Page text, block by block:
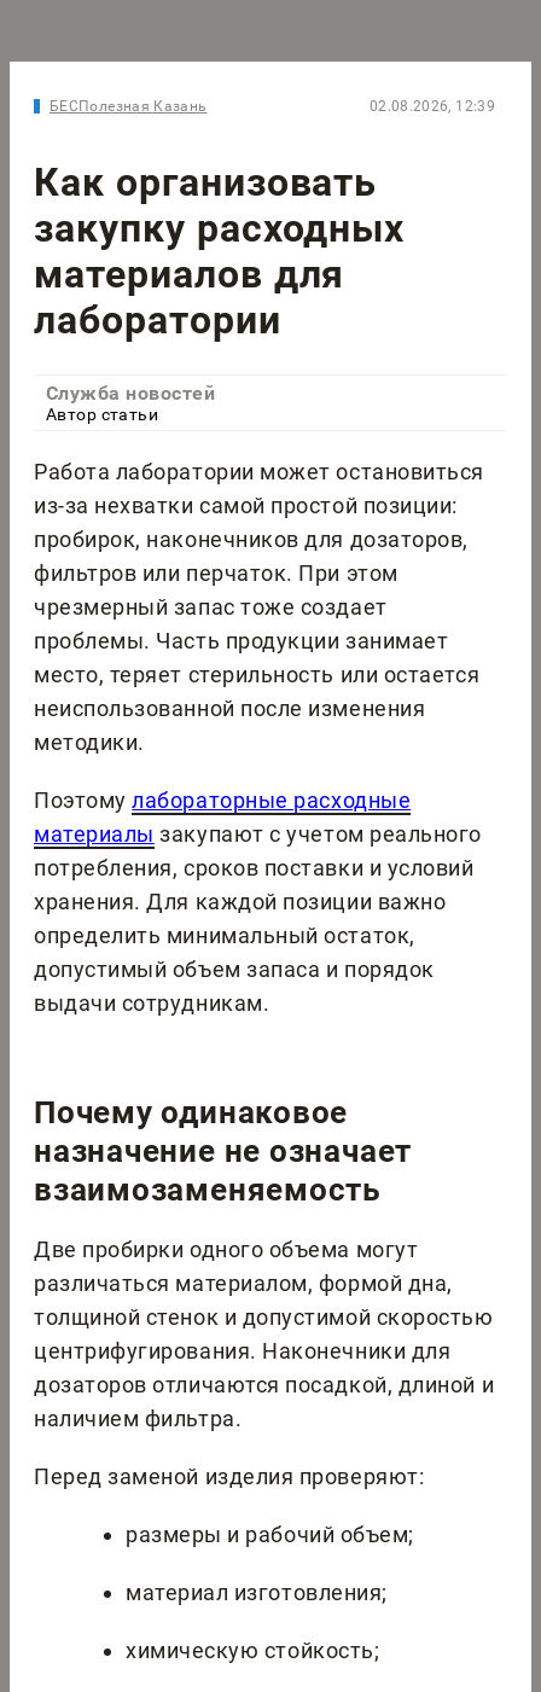
БЕСПолезная Казань 02.08.2026, 12:39
Как организовать
закупку расходных
материалов для
лаборатории
Служба новостей
Автор статьи
Работа лаборатории может остановиться
из-за нехватки самой простой позиции:
пробирок, наконечников для дозаторов,
фильтров или перчаток. При этом
чрезмерный запас тоже создает
проблемы. Часть продукции занимает
место, теряет стерильность или остается
неиспользованной после изменения
методики.
Поэтомулабораторные расходные
материалы закупают с учетом реального
потребления, сроков поставки и условий
хранения. Для каждой позиции важно
определить минимальный остаток,
допустимый объем запаса и порядок
выдачи сотрудникам.
Почему одинаковое
назначение не означает
взаимозаменяемость
Две пробирки одного объема могут
различаться материалом, формой дна,
толщиной стенок и допустимой скоростью
центрифугирования. Наконечники для
дозаторов отличаются посадкой, длиной и
наличием фильтра.
Перед заменой изделия проверяют:
размеры и рабочий объем;
материал изготовления;
химическую стойкость;